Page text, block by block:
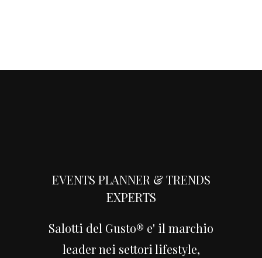
EVENTS PLANNER & TRENDS
EXPERTS
Salotti del Gusto® e' il marchio
leader nei settori lifestyle,